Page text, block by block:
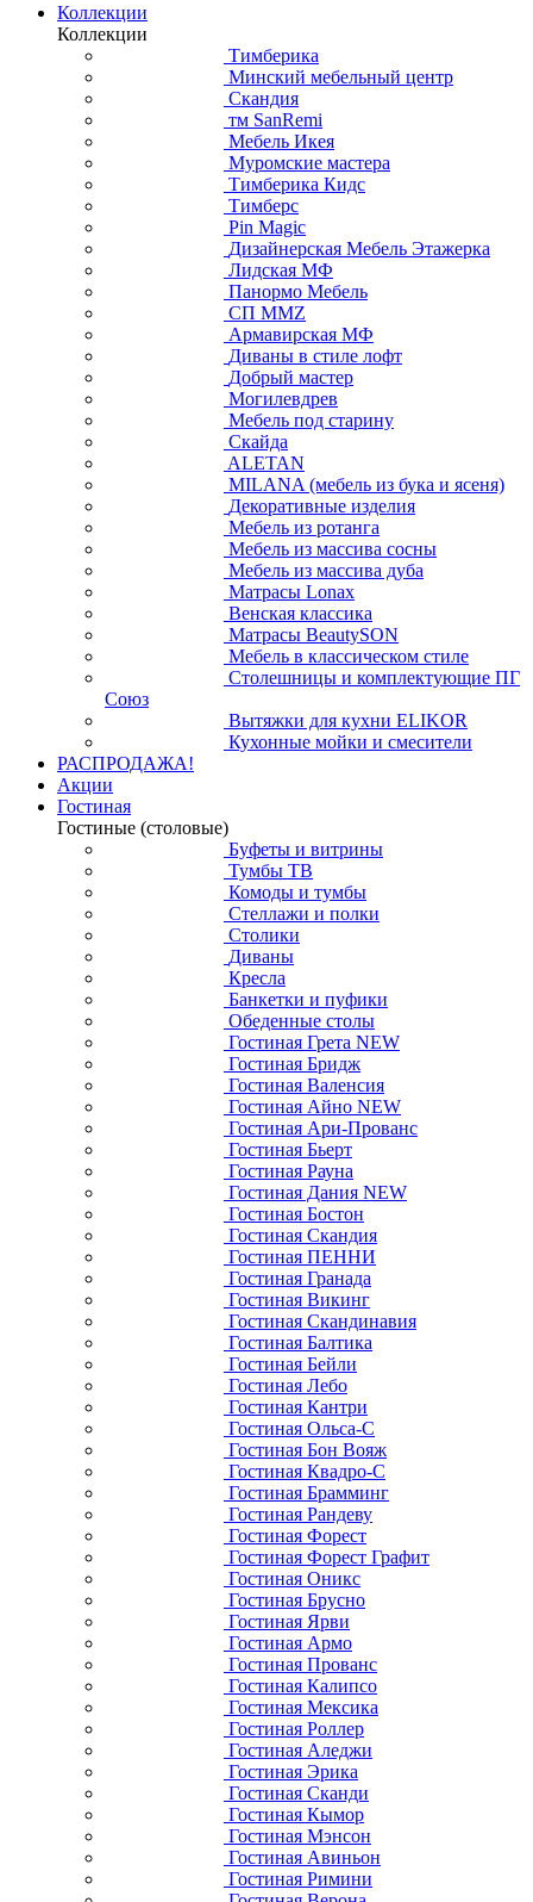
Коллекции
Коллекции
Тимберика
Минский мебельный центр
Скандия
тм SanRemi
Мебель Икея
Муромские мастера
Тимберика Кидс
Тимберс
Pin Magic
Дизайнерская Мебель Этажерка
Лидская МФ
Панормо Мебель
СП ММZ
Армавирская МФ
Диваны в стиле лофт
Добрый мастер
Могилевдрев
Мебель под старину
Скайда
ALETAN
MILANA (мебель из бука и ясеня)
Декоративные изделия
Мебель из ротанга
Мебель из массива сосны
Мебель из массива дуба
Матрасы Lonax
Венская классика
Матрасы BeautySON
Мебель в классическом стиле
Столешницы и комплектующие ПГ
Союз
Вытяжки для кухни ELIKOR
Кухонные мойки и смесители
РАСПРОДАЖА!
Акции
Гостиная
Гостиные (столовые)
Буфеты и витрины
Тумбы ТВ
Комоды и тумбы
Стеллажи и полки
Столики
Диваны
Кресла
Банкетки и пуфики
Обеденные столы
Гостиная Грета NEW
Гостиная Бридж
Гостиная Валенсия
Гостиная Айно NEW
Гостиная Ари-Прованс
Гостиная Бьерт
Гостиная Рауна
Гостиная Дания NEW
Гостиная Бостон
Гостиная Скандия
Гостиная ПЕННИ
Гостиная Гранада
Гостиная Викинг
Гостиная Скандинавия
Гостиная Балтика
Гостиная Бейли
Гостиная Лебо
Гостиная Кантри
Гостиная Ольса-С
Гостиная Бон Вояж
Гостиная Квадро-С
Гостиная Брамминг
Гостиная Рандеву
Гостиная Форест
Гостиная Форест Графит
Гостиная Оникс
Гостиная Брусно
Гостиная Ярви
Гостиная Армо
Гостиная Прованс
Гостиная Калипсо
Гостиная Мексика
Гостиная Роллер
Гостиная Аледжи
Гостиная Эрика
Гостиная Сканди
Гостиная Кымор
Гостиная Мэнсон
Гостиная Авиньон
Гостиная Римини